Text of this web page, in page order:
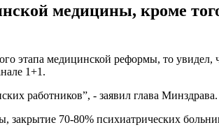
медицины, кроме
этапа медицинской реформы, то увидел,
1+1.
работников”, - заявил глава Минздрава.
закрытие 70-80% психиатрических